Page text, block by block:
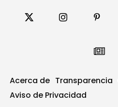
Acerca de Transparencia
Aviso de Privacidad